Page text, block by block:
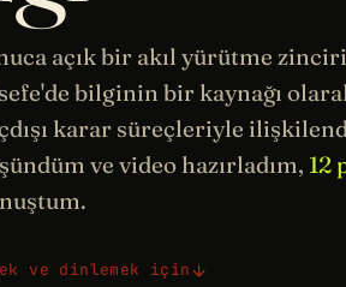
açık bir akıl yürütme
'de bilginin bir kaynağı
karar süreçleriyle
ve video hazırladım, 12
ve dinlemek için